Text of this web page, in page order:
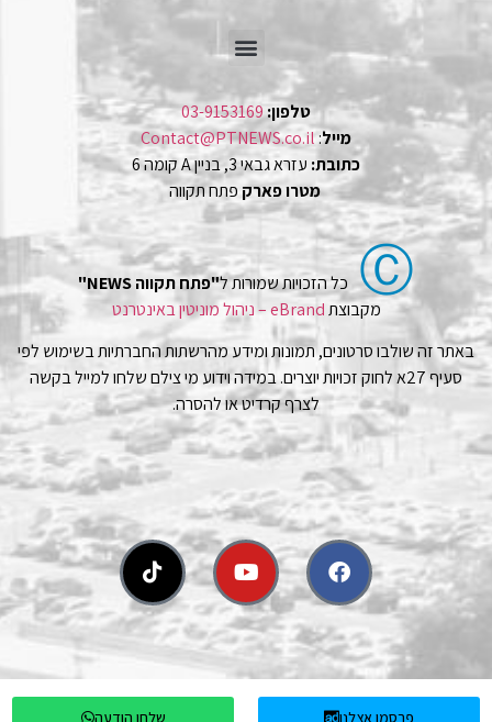
טלפון:03-9153169
מייל:
Contact@PTNEWS.co.il
כתובת: עזרא גבאי 3, בניין A קומה 6
מטרו פארק פתח תקווה
Ⓒ כל הזכויות שמורות ל"פתח תקווה NEWS"
מקבוצתeBrand – ניהול מוניטין באינטרנט
באתר זה שולבו סרטונים, תמונות ומידע מהרשתות החברתיות בשימוש לפי
סעיף 27א לחוק זכויות יוצרים. במידה וידוע מי צילם שלחו למייל בקשה
לצרף קרדיט או להסרה.
פרסמו אצלנו שלחו הודעה